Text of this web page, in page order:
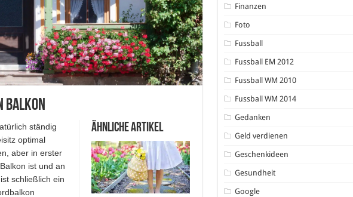
Balkon
Ähnliche Artikel
ständig
optimal
aber in erster
ist und an
schließlich ein
Finanzen
Foto
Fussball
Fussball EM 2012
Fussball WM 2010
Fussball WM 2014
Gedanken
Geld verdienen
Geschenkideen
Gesundheit
Google